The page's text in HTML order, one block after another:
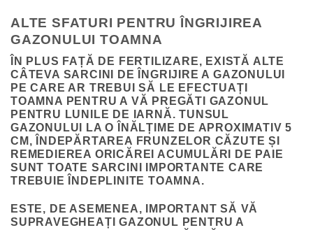
ALTE SFATURI PENTRU ÎNGRIJIREA
GAZONULUI TOAMNA
ÎN PLUS FAȚĂ DE FERTILIZARE, EXISTĂ ALTE
CÂTEVA SARCINI DE ÎNGRIJIRE A GAZONULUI
PE CARE AR TREBUI SĂ LE EFECTUAȚI
TOAMNA PENTRU A VĂ PREGĂTI GAZONUL
PENTRU LUNILE DE IARNĂ. TUNSUL
GAZONULUI LA O ÎNĂLȚIME DE APROXIMATIV 5
CM, ÎNDEPĂRTAREA FRUNZELOR CĂZUTE ȘI
REMEDIEREA ORICĂREI ACUMULĂRI DE PAIE
SUNT TOATE SARCINI IMPORTANTE CARE
TREBUIE ÎNDEPLINITE TOAMNA.
ESTE, DE ASEMENEA, IMPORTANT SĂ VĂ
SUPRAVEGHEAȚI GAZONUL PENTRU A